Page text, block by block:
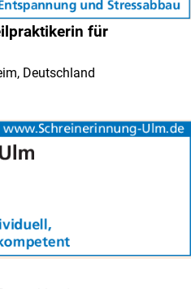
für
Deutschland